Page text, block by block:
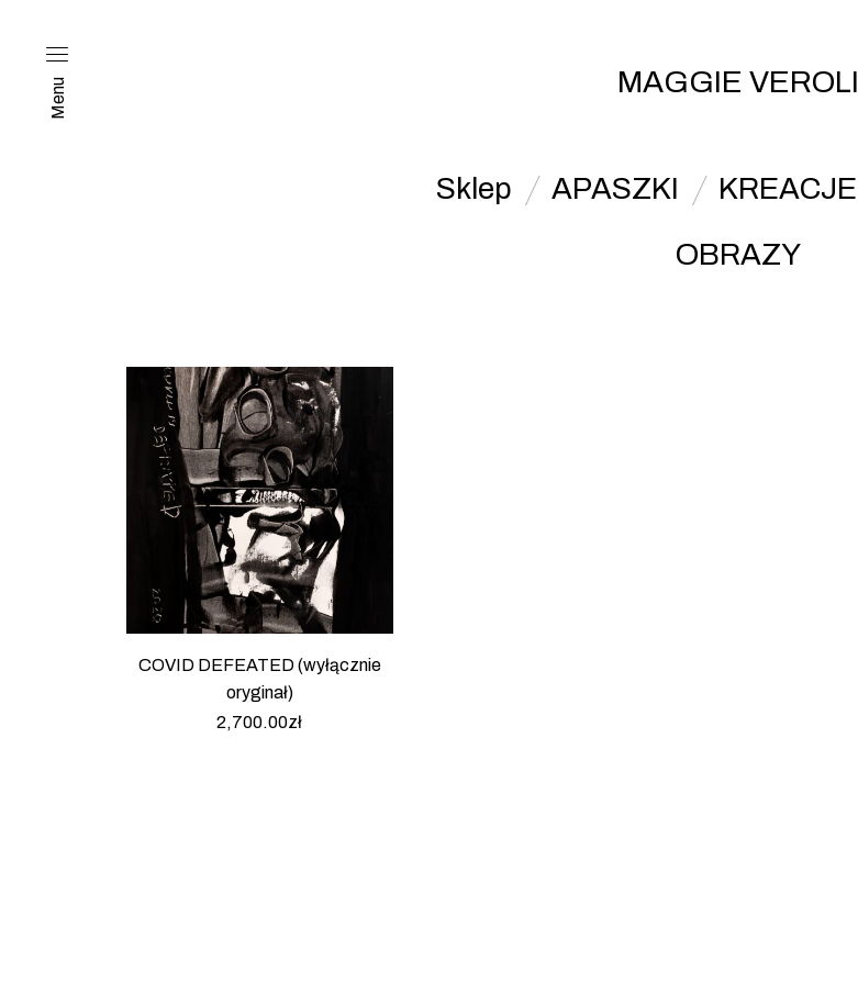
Menu MAGGIE VEROLI
Sklep APASZKI KREACJE
OBRAZY
COVID DEFEATED (wyłącznie
oryginał)
2,700.00zł